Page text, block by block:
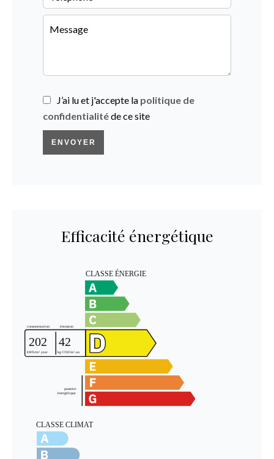
J’ai lu et j'accepte la politique de
confidentialitéde ce site
ENVOYER
Efficacité énergétique